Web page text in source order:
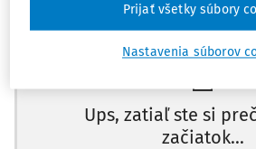
Máte
Ups, zatiaľ ste si
začiatok...
Nastavenia súborov
Prijať všetky súbory